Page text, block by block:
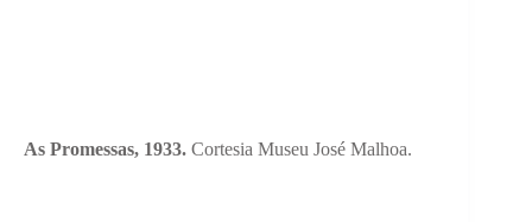
As Promessas, 1933. Cortesia Museu José Malhoa.